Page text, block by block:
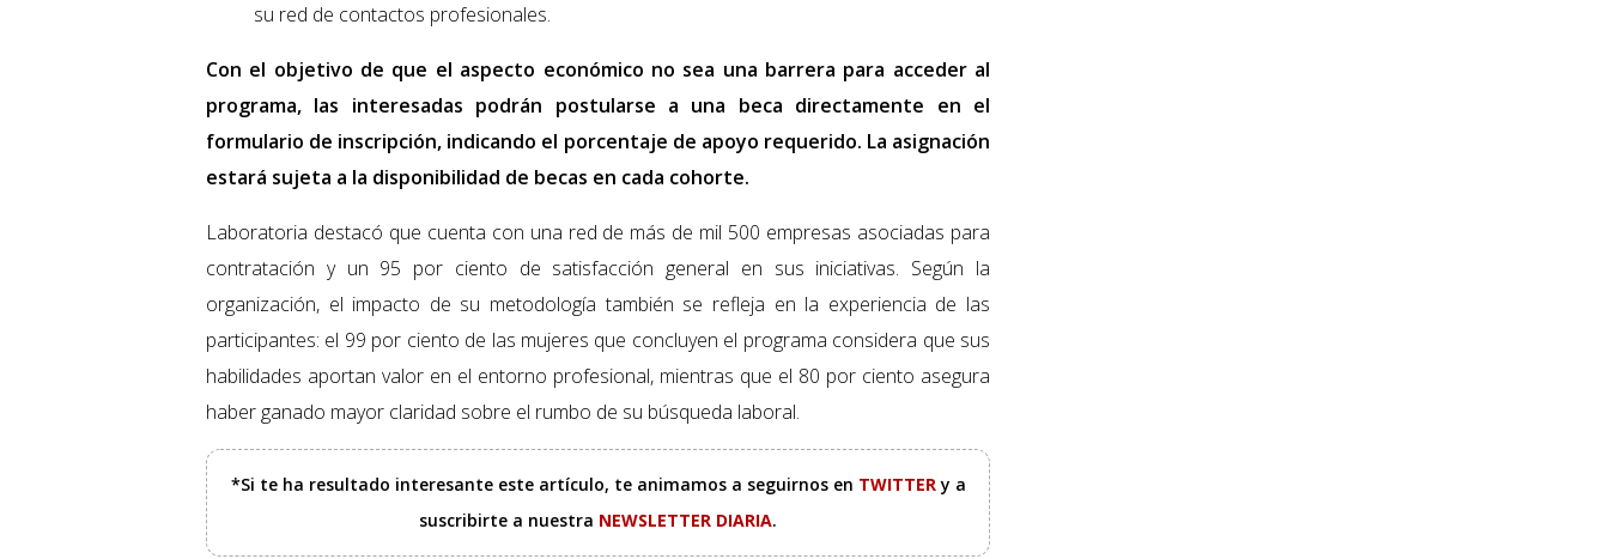
su red de contactos profesionales.
Con el objetivo de que el aspecto económico no sea una barrera para acceder al
programa, las interesadas podrán postularse a una beca directamente en el
formulario de inscripción, indicando el porcentaje de apoyo requerido. La asignación
estará sujeta a la disponibilidad de becas en cada cohorte.
Laboratoria destacó que cuenta con una red de más de mil 500 empresas asociadas para
contratación y un 95 por ciento de satisfacción general en sus iniciativas. Según la
organización, el impacto de su metodología también se refleja en la experiencia de las
participantes: el 99 por ciento de las mujeres que concluyen el programa considera que sus
habilidades aportan valor en el entorno profesional, mientras que el 80 por ciento asegura
haber ganado mayor claridad sobre el rumbo de su búsqueda laboral.
*Si te ha resultado interesante este artículo, te animamos a seguirnos en TWITTERy a
suscribirte a nuestra NEWSLETTER DIARIA.